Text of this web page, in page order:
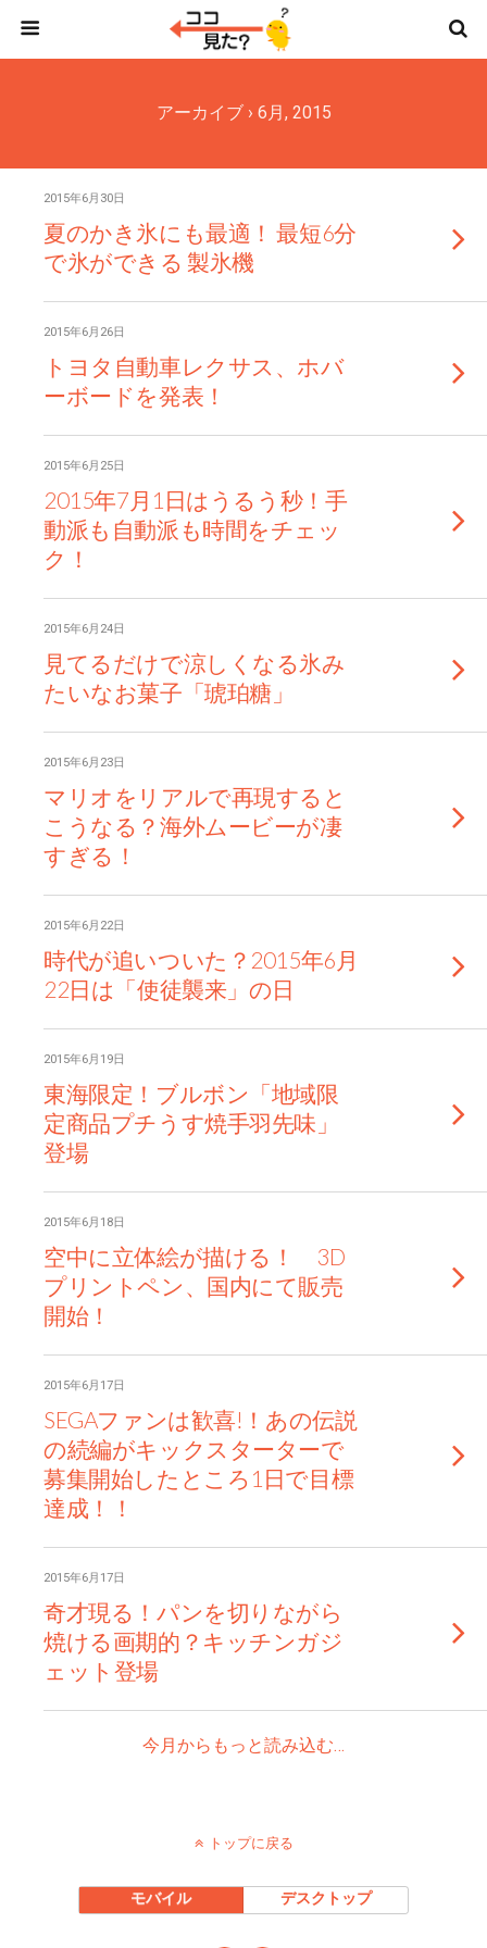
アーカイブ › 6月, 2015
2015年6月30日
夏のかき氷にも最適！ 最短6分
で氷ができる 製氷機
2015年6月26日
トヨタ自動車レクサス、ホバ
ーボードを発表！
2015年6月25日
2015年7月1日はうるう秒！手
動派も自動派も時間をチェッ
ク！
2015年6月24日
見てるだけで涼しくなる氷み
たいなお菓子「琥珀糖」
2015年6月23日
マリオをリアルで再現すると
こうなる？海外ムービーが凄
すぎる！
2015年6月22日
時代が追いついた？2015年6月
22日は「使徒襲来」の日
2015年6月19日
東海限定！ブルボン「地域限
定商品プチうす焼手羽先味」
登場
2015年6月18日
空中に立体絵が描ける！ 3D
プリントペン、国内にて販売
開始！
2015年6月17日
SEGAファンは歓喜!！あの伝説
の続編がキックスターターで
募集開始したところ1日で目標
達成！！
2015年6月17日
奇才現る！パンを切りながら
焼ける画期的？キッチンガジ
ェット登場
今月からもっと読み込む…
トップに戻る
モバイル デスクトップ